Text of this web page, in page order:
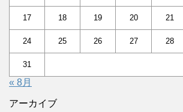
17 18 19 20 21
24 25 26 27 28
31
« 8月
アーカイブ